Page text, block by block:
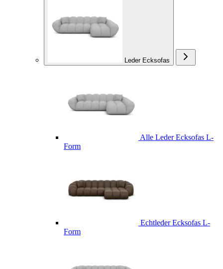
Leder Ecksofas
Alle Leder Ecksofas L-
Form
Echtleder Ecksofas L-
Form